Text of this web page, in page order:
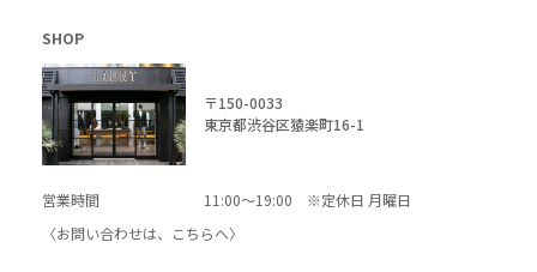
SHOP
〒150-0033
東京都渋谷区猿楽町16-1
営業時間
11:00～19:00 ※定休日 月曜日
〈お問い合わせは、
こちらへ〉